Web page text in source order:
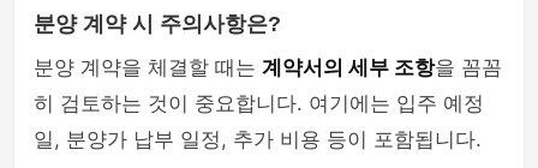
분양 계약 시 주의사항은?
분양 계약을 체결할 때는 계약서의 세부 조항을 꼼꼼
히 검토하는 것이 중요합니다. 여기에는 입주 예정
일, 분양가 납부 일정, 추가 비용 등이 포함됩니다.